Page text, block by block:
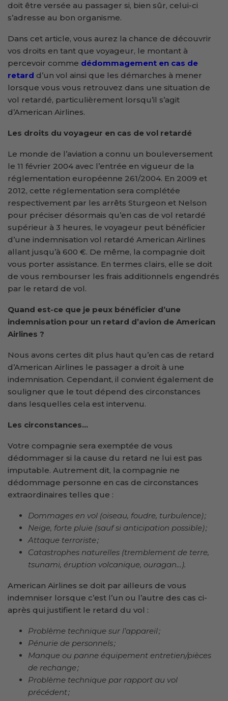
doit être versée au passager si, bien sûr, celui-ci
s’adresse au bon organisme.
Dans cet article, vous aurez la chance de découvrir
vos droits en tant que voyageur, le montant à
percevoir comme dédommagement en cas de
retard d’un vol ainsi que les démarches à mener
lorsque vous vous retrouvez dans une situation de
vol retardé, particulièrement lorsqu’il s’agit
d’American Airlines.
Les droits du voyageur en cas de vol retardé
Le monde de l’aviation a connu un bouleversement
le 11 février 2004 avec l’entrée en vigueur de la
réglementation européenne 261/2004. En 2009 et
2012, cette réglementation sera complétée
respectivement par les arrêts Sturgeon et Nelson
pour préciser désormais qu’en cas de vol retardé
supérieur à 3 heures, le voyageur peut bénéficier
d’une indemnisation vol retardé American Airlines
allant jusqu’à 600 €. De même, la compagnie doit
vous porter assistance. En termes clairs, elle se doit
de vous rembourser les frais additionnels engendrés
par le retard de vol.
Quand est-ce que je peux bénéficier d’une
indemnisation pour un retard d’avion de American
Airlines ?
Nous avons certes dit plus haut qu’en cas de retard
d’American Airlines le passager a droit à une
indemnisation. Cependant, il convient également de
souligner que le tout dépend des circonstances
dans lesquelles cela est intervenu.
Les circonstances…
Votre compagnie sera exemptée de vous
dédommager si la cause du retard ne lui est pas
imputable. Autrement dit, la compagnie ne
dédommage personne en cas de circonstances
extraordinaires telles que :
Dommages en vol (oiseau, foudre, turbulence) ;
Neige, forte pluie (sauf si anticipation possible) ;
Attaque terroriste ;
Catastrophes naturelles (tremblement de terre,
tsunami, éruption volcanique, ouragan…).
American Airlines se doit par ailleurs de vous
indemniser lorsque c’est l’un ou l’autre des cas ci-
après qui justifient le retard du vol :
Problème technique sur l’appareil ;
Pénurie de personnels ;
Manque ou panne équipement entretien/pièces
de rechange ;
Problème technique par rapport au vol
précédent ;